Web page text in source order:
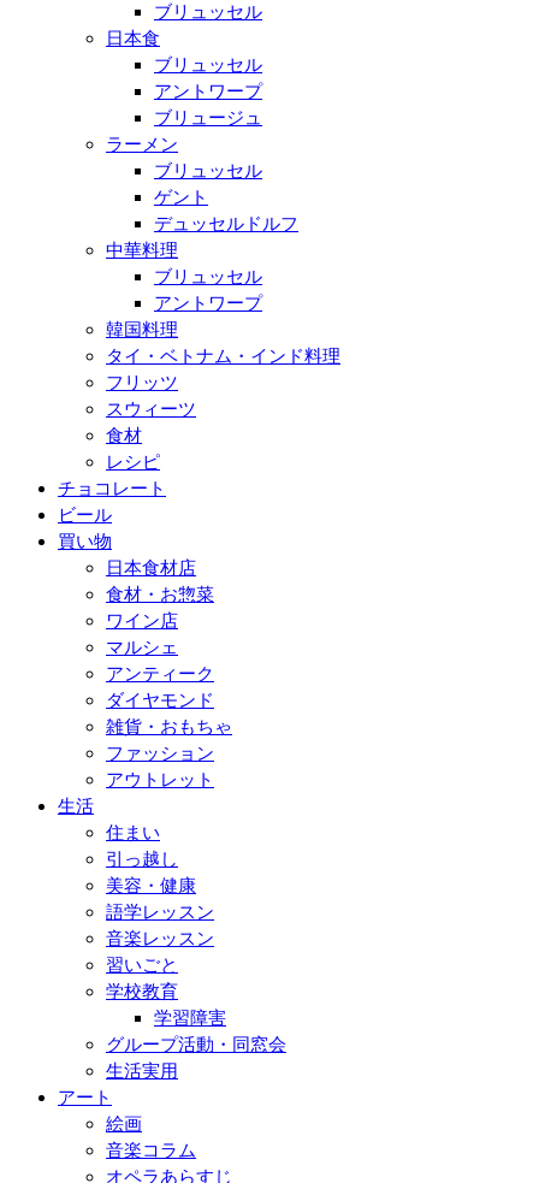
ブリュッセル
日本食
ブリュッセル
アントワープ
ブリュージュ
ラーメン
ブリュッセル
ゲント
デュッセルドルフ
中華料理
ブリュッセル
アントワープ
韓国料理
タイ・ベトナム・インド料理
フリッツ
スウィーツ
食材
レシピ
チョコレート
ビール
買い物
日本食材店
食材・お惣菜
ワイン店
マルシェ
アンティーク
ダイヤモンド
雑貨・おもちゃ
ファッション
アウトレット
生活
住まい
引っ越し
美容・健康
語学レッスン
音楽レッスン
習いごと
学校教育
学習障害
グループ活動・同窓会
生活実用
アート
絵画
音楽コラム
オペラあらすじ